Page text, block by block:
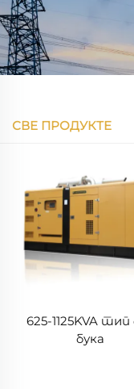
СВЕ ПРОДУКТЕ
625-1125KVA тип
бука